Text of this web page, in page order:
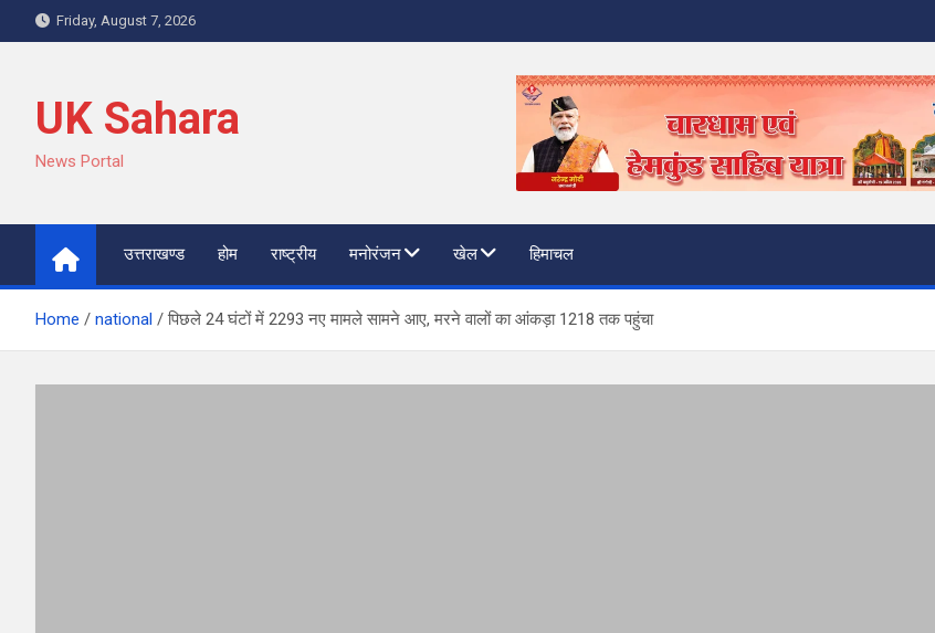
to
Friday, August 7, 2026
UK Sahara
News Portal
उत्तराखण्ड होम राष्ट्रीय मनोरंजन खेल हिमाचल
Home national पिछले 24 घंटों में 2293 नए मामले सामने आए, मरने वालों का आंकड़ा 1218 तक पहुंचा